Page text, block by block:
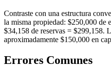
Contraste con una estructura
la misma propiedad: $250,000 de
$34,158 de reservas = $299,158.
aproximadamente $150,000 en
Errores Comunes